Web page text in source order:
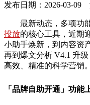
发布日期：2026-03-09
最新动态，多项功
投放的核心工具，近期
小助手焕新，到内容资
再到爆文分析 V4.1 升
高效、精准的科学营销。
「品牌自助开通」功能